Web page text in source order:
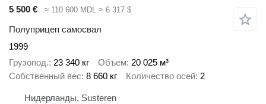
5 500 € ≈ 110 600 MDL ≈ 6 317 $
Полуприцеп самосвал
1999
Грузопод. 23 340 кг Объем 20 025 м³
Собственный вес 8 660 кг Количество осей 2
Нидерланды, Susteren